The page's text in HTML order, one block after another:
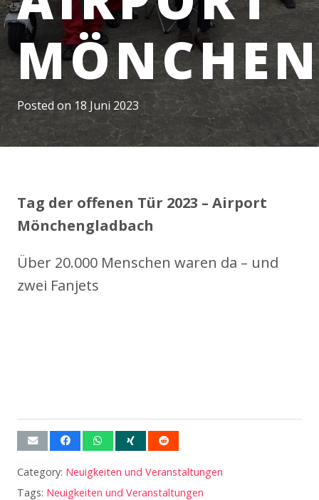
Posted on 18 Juni 2023
Tag der offenen Tür 2023 – Airport
Mönchengladbach
Über 20.000 Menschen waren da – und
zwei Fanjets
Category: Neuigkeiten und Veranstaltungen
Tags: Neuigkeiten und Veranstaltungen